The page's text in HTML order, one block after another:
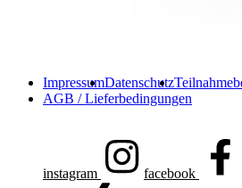
ImpressumDatenschutz
AGB / Lieferbedingungen
instagram facebook